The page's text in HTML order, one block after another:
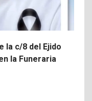
la c/8 del Ejido
la Funeraria